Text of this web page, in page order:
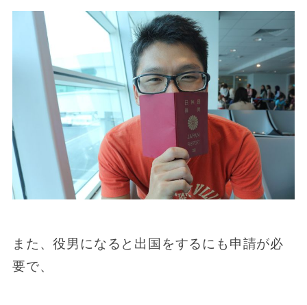
また、役男になると出国をするにも申請が必
要で、